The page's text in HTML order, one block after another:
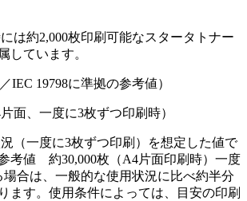
は約2,000枚印刷可能なスタータトナー
しています。
IEC 19798に準拠の参考値）
面、一度に3枚ずつ印刷時）
（一度に3枚ずつ印刷）を想定した値で
考値 約30,000枚（A4片面印刷時）一度
場合は、一般的な使用状況に比べ約半分
ます。使用条件によっては、目安の印刷